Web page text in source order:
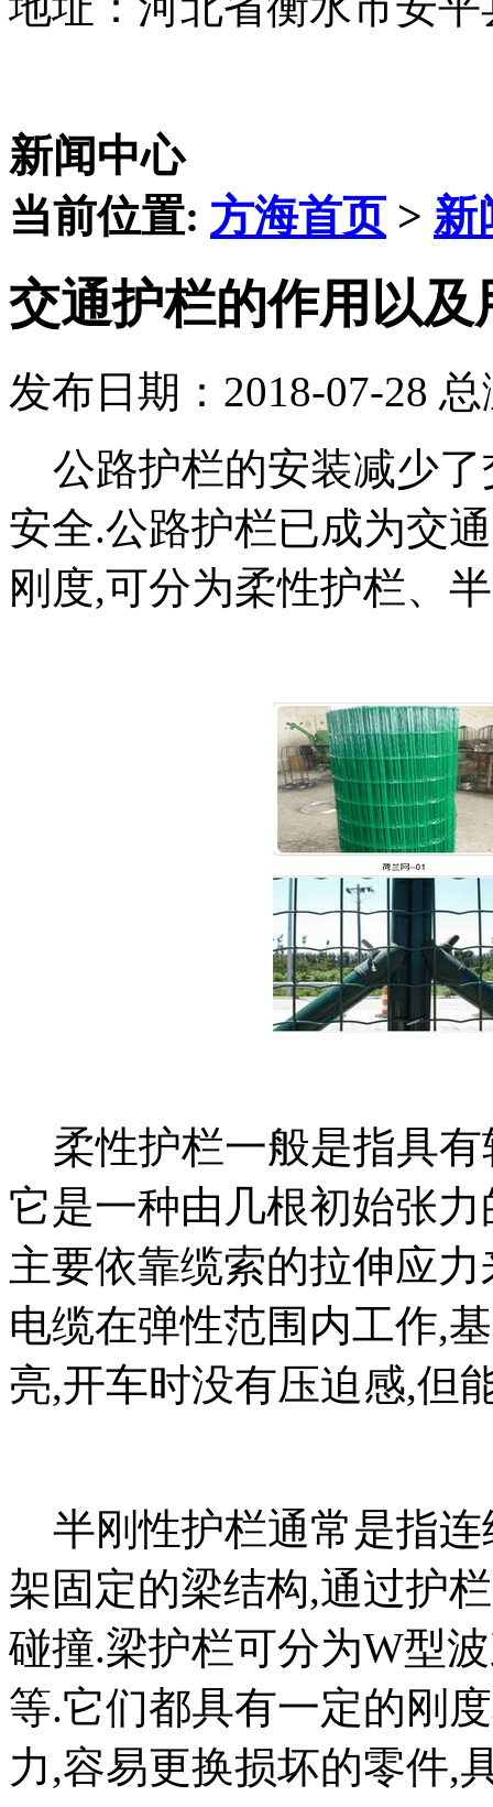
新闻中心
当前位置: 方海首页> 新
交通护栏的作用以及
发布日期：2018-07-28
公路护栏的安装减少了
安全.公路护栏已成为交
刚度,可分为柔性护栏、
柔性护栏一般是指具有
它是一种由几根初始张
主要依靠缆索的拉伸应
电缆在弹性范围内工作,
亮,开车时没有压迫感,但
半刚性护栏通常是指连
架固定的梁结构,通过护
碰撞.梁护栏可分为W型
等.它们都具有一定的刚
力,容易更换损坏的零件,